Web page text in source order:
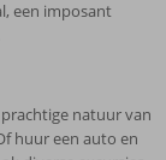
een imposant
natuur van
huur een auto en